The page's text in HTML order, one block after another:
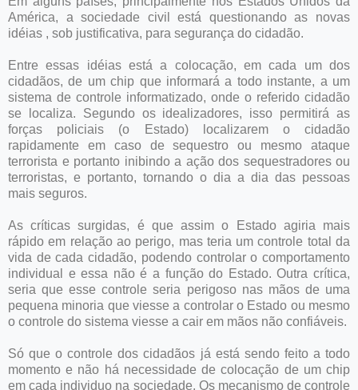
América, a sociedade civil está questionando as novas
idéias , sob justificativa, para segurança do cidadão.
Entre essas idéias está a colocação, em cada um dos
cidadãos, de um chip que informará a todo instante, a um
sistema de controle informatizado, onde o referido cidadão
se localiza. Segundo os idealizadores, isso permitirá as
forças policiais (o Estado) localizarem o cidadão
rapidamente em caso de sequestro ou mesmo ataque
terrorista e portanto inibindo a ação dos sequestradores ou
terroristas, e portanto, tornando o dia a dia das pessoas
mais seguros.
As críticas surgidas, é que assim o Estado agiria mais
rápido em relação ao perigo, mas teria um controle total da
vida de cada cidadão, podendo controlar o comportamento
individual e essa não é a função do Estado. Outra crítica,
seria que esse controle seria perigoso nas mãos de uma
pequena minoria que viesse a controlar o Estado ou mesmo
o controle do sistema viesse a cair em mãos não confiáveis.
Só que o controle dos cidadãos já está sendo feito a todo
momento e não há necessidade de colocação de um chip
em cada individuo na sociedade. Os mecanismo de controle